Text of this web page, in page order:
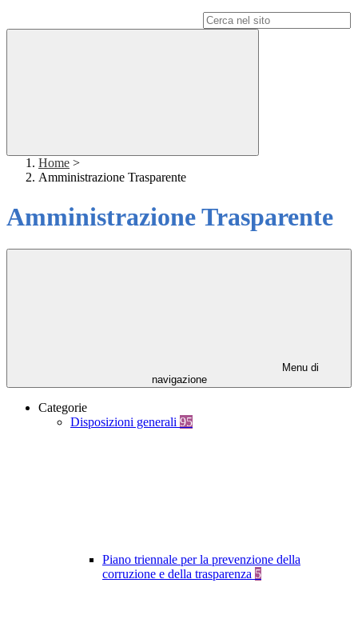
Home >
Amministrazione Trasparente
Amministrazione Trasparente
Menu di
navigazione
Categorie
Disposizioni generali 95
Piano triennale per la prevenzione della
corruzione e della trasparenza 5